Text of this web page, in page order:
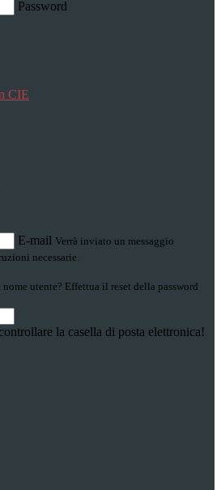
Password
CIE
E-mail Verrà inviato un messaggio
necessarie.
utente? Effettua il reset della password
la casella di posta elettronica!